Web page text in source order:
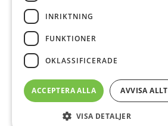
INRIKTNING
FUNKTIONER
OKLASSIFICERADE
ACCEPTERA ALLA AVVISA ALLT
VISA DETALJER